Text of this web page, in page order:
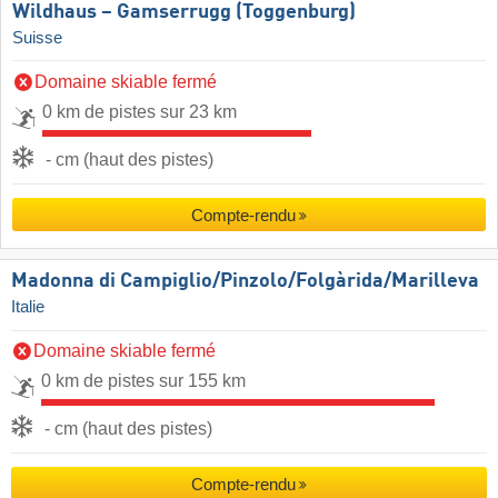
Wildhaus – Gamserrugg (Toggenburg)
Suisse
Domaine skiable fermé
0 km de pistes sur 23 km
- cm (haut des pistes)
Compte-rendu
Madonna di Campiglio/​Pinzolo/​Folgàrida/​Marilleva
Italie
Domaine skiable fermé
0 km de pistes sur 155 km
- cm (haut des pistes)
Compte-rendu